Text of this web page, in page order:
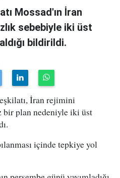
Mossad'ın İran
sebebiyle iki üst
bildirildi.
İran rejimini
bir plan nedeniyle iki üst
içinde tepkiye yol